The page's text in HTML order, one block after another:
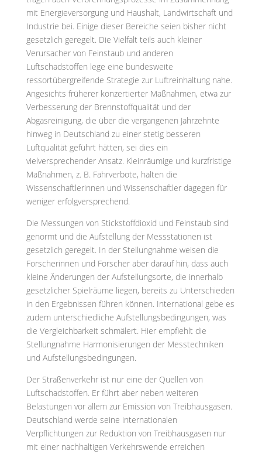
mit Energieversorgung und Haushalt, Landwirtschaft und
Industrie bei. Einige dieser Bereiche seien bisher nicht
gesetzlich geregelt. Die Vielfalt teils auch kleiner
Verursacher von Feinstaub und anderen
Luftschadstoffen lege eine bundesweite
ressortübergreifende Strategie zur Luftreinhaltung nahe.
Angesichts früherer konzertierter Maßnahmen, etwa zur
Verbesserung der Brennstoffqualität und der
Abgasreinigung, die über die vergangenen Jahrzehnte
hinweg in Deutschland zu einer stetig besseren
Luftqualität geführt hätten, sei dies ein
vielversprechender Ansatz. Kleinräumige und kurzfristige
Maßnahmen, z. B. Fahrverbote, halten die
Wissenschaftlerinnen und Wissenschaftler dagegen für
weniger erfolgversprechend.
Die Messungen von Stickstoffdioxid und Feinstaub sind
genormt und die Aufstellung der Messstationen ist
gesetzlich geregelt. In der Stellungnahme weisen die
Forscherinnen und Forscher aber darauf hin, dass auch
kleine Änderungen der Aufstellungsorte, die innerhalb
gesetzlicher Spielräume liegen, bereits zu Unterschieden
in den Ergebnissen führen können. International gebe es
zudem unterschiedliche Aufstellungsbedingungen, was
die Vergleichbarkeit schmälert. Hier empfiehlt die
Stellungnahme Harmonisierungen der Messtechniken
und Aufstellungsbedingungen.
Der Straßenverkehr ist nur eine der Quellen von
Luftschadstoffen. Er führt aber neben weiteren
Belastungen vor allem zur Emission von Treibhausgasen.
Deutschland werde seine internationalen
Verpflichtungen zur Reduktion von Treibhausgasen nur
mit einer nachhaltigen Verkehrswende erreichen